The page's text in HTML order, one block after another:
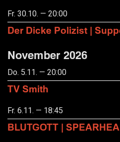
Fr. 30.10. — 20:00
Der Dicke Polizist |
November 2026
Do. 5.11. — 20:00
TV Smith
Fr. 6.11. — 18:45
BLUTGOTT |